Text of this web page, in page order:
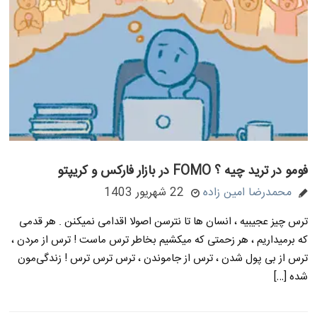
فومو در ترید چیه ؟ FOMO در بازار فارکس و کریپتو
محمدرضا امین زاده 22 شهریور 1403
ترس چیز عجیبیه ، انسان ها تا نترسن اصولا اقدامی نمیکنن . هر قدمی
که برمیداریم ، هر زحمتی که میکشیم بخاطر ترس ماست ! ترس از مردن ،
ترس از بی پول شدن ، ترس از جاموندن ، ترس ترس ترس ! زندگی‌مون
شده […]